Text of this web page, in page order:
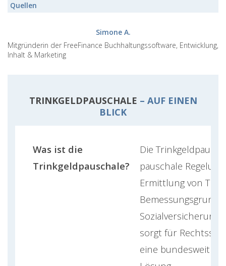
Quellen
Simone A.
Mitgründerin der FreeFinance Buchhaltungssoftware, Entwicklung,
Inhalt & Marketing
TRINKGELDPAUSCHALE – AUF EINEN
BLICK
Was ist die
Trinkgeldpauschale?
Die
pauschale
Ermittlung von
sorgt für
eine bundesweit